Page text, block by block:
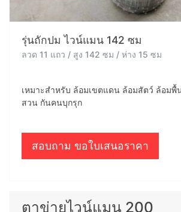
รุ่นถักปม ไวน์แมน 142 ซม
ลวด 11 แถว / สูง 142 ซม / ห่าง 15 ซม
เหมาะสำหรับ ล้อมเขตแดน ล้อมสัตว์ ล้อม
สวน กันคนบุกรุก
สอบถาม ขอใบเสนอราคา
ตาข่ายไวน์แมน 200